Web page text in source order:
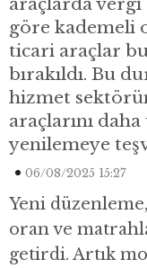
göre kademeli
ticari araçlar
bırakıldı. Bu
hizmet
araçlarını
yenilemeye
06/08/2025 15:27
Yeni
oran ve
getirdi. Artık